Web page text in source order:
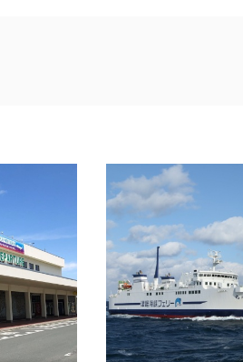
Twitter分享
Facebook分享
複製連結